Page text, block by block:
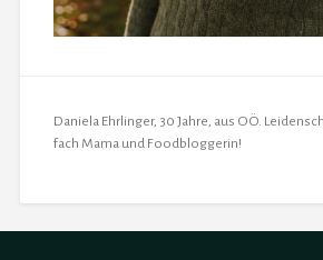
Daniela Ehrlinger, 30 Jahre, aus OÖ.
fach Mama und Foodbloggerin!